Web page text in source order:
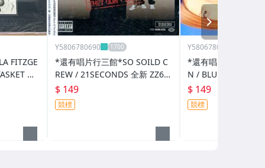
FITZGE
全
Y5806780690
*還有唱片行三館*SO SOILD C
REW / 21SECONDS 全新 ZZ66
52需競標)
$ 149
競標
Y5806780690
*還有唱片行三館
N / BLUE ANGEL 二
(需競標)
$ 149
競標